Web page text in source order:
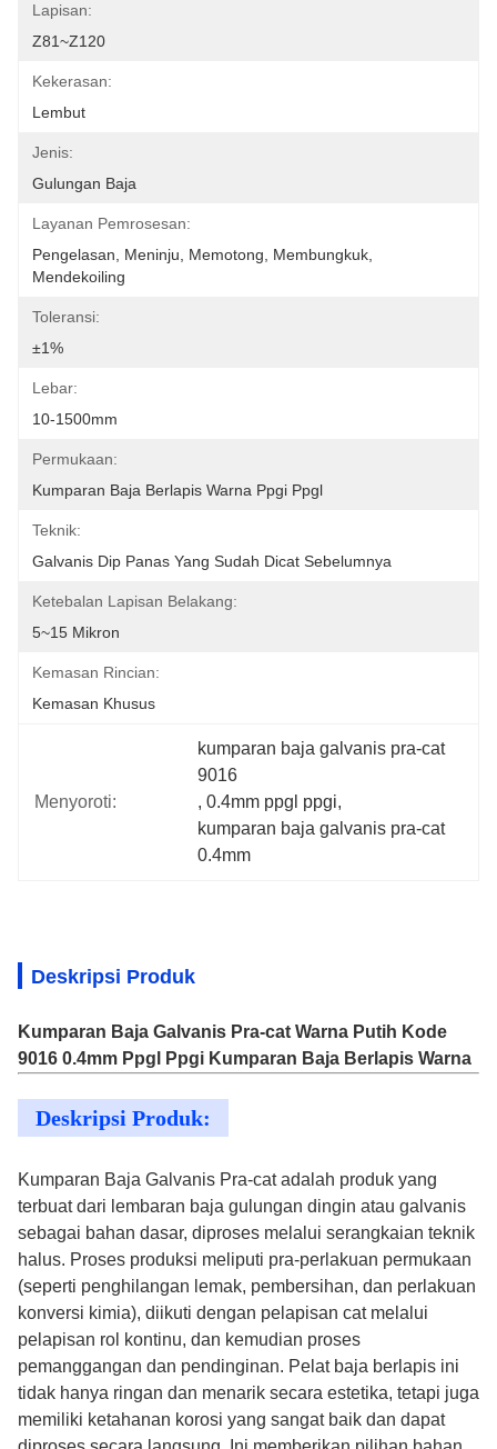
Lapisan:
Z81~Z120
Kekerasan:
Lembut
Jenis:
Gulungan Baja
Layanan Pemrosesan:
Pengelasan, Meninju, Memotong, Membungkuk,
Mendekoiling
Toleransi:
±1%
Lebar:
10-1500mm
Permukaan:
Kumparan Baja Berlapis Warna Ppgi Ppgl
Teknik:
Galvanis Dip Panas Yang Sudah Dicat Sebelumnya
Ketebalan Lapisan Belakang:
5~15 Mikron
Kemasan Rincian:
Kemasan Khusus
Menyoroti:
kumparan baja galvanis pra-cat
9016
, 0.4mm ppgl ppgi,
kumparan baja galvanis pra-cat
0.4mm
Deskripsi Produk
Kumparan Baja Galvanis Pra-cat Warna Putih Kode
9016 0.4mm Ppgl Ppgi Kumparan Baja Berlapis Warna
Deskripsi Produk:
Kumparan Baja Galvanis Pra-cat adalah produk yang
terbuat dari lembaran baja gulungan dingin atau galvanis
sebagai bahan dasar, diproses melalui serangkaian teknik
halus. Proses produksi meliputi pra-perlakuan permukaan
(seperti penghilangan lemak, pembersihan, dan perlakuan
konversi kimia), diikuti dengan pelapisan cat melalui
pelapisan rol kontinu, dan kemudian proses
pemanggangan dan pendinginan. Pelat baja berlapis ini
tidak hanya ringan dan menarik secara estetika, tetapi juga
memiliki ketahanan korosi yang sangat baik dan dapat